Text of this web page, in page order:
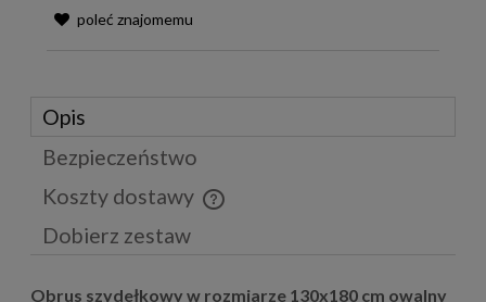
poleć znajomemu
Opis
Bezpieczeństwo
Koszty dostawy
Cena nie zawiera ewentualnych kosztów płatności
Dobierz zestaw
Obrus szydełkowy w rozmiarze 130x180 cm owalny